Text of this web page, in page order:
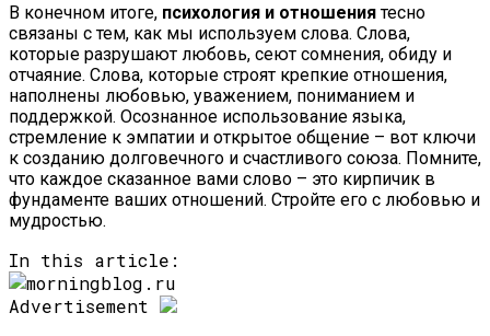
В конечном итоге, психология и отношениятесно
связаны с тем, как мы используем слова. Слова,
которые разрушают любовь, сеют сомнения, обиду и
отчаяние. Слова, которые строят крепкие отношения,
наполнены любовью, уважением, пониманием и
поддержкой. Осознанное использование языка,
стремление к эмпатии и открытое общение – вот ключи
к созданию долговечного и счастливого союза. Помните,
что каждое сказанное вами слово – это кирпичик в
фундаменте ваших отношений. Стройте его с любовью и
мудростью.
In this article:
Advertisement